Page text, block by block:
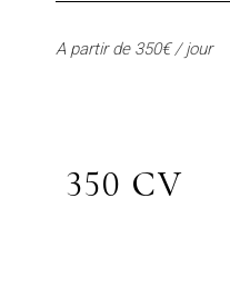
A partir de 350€ / jour
350 CV